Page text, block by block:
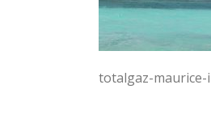
totalgaz-maurice-